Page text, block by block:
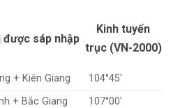
được sáp nhập
Kinh tuyến
trục (VN-2000)
+ Kiên Giang
104°45′
+ Bắc Giang
107°00′